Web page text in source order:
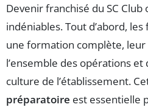
Devenir franchisé du SC
indéniables. Tout d’abord,
une formation complète,
l’ensemble des opérations et
culture de l’établissement.
préparatoire est essentielle